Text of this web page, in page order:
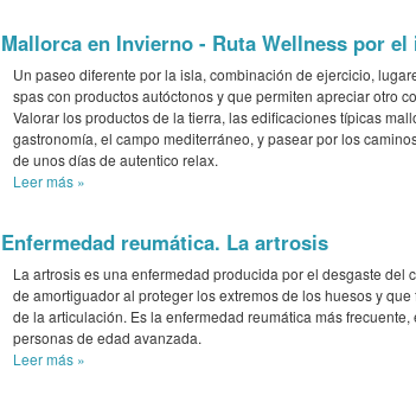
Mallorca en Invierno - Ruta Wellness por
Un paseo diferente por la isla, combinación de ejercicio,
spas con productos autóctonos y que permiten apreciar otro
Valorar los productos de la tierra, las edificaciones típicas
gastronomía, el campo mediterráneo, y pasear por los
de unos días de autentico relax.
Leer más »
Enfermedad reumática. La artrosis
La artrosis es una enfermedad producida por el desgaste del
de amortiguador al proteger los extremos de los huesos y
de la articulación. Es la enfermedad reumática más
personas de edad avanzada.
Leer más »